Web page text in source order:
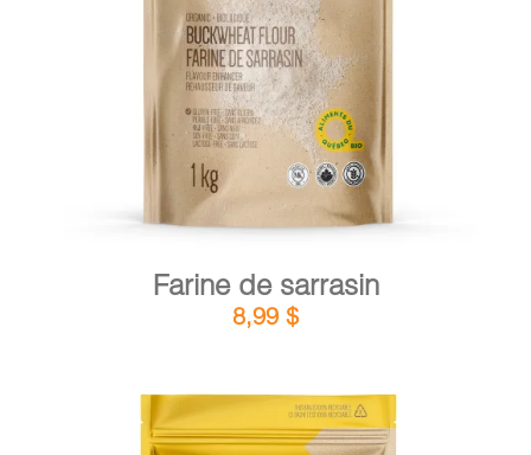
AJOUTER AU PANIER / DÉTAILS
Farine de sarrasin
8,99 $